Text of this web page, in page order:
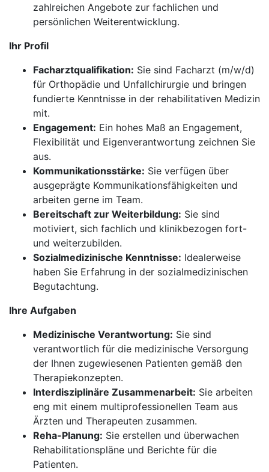
zahlreichen Angebote zur fachlichen und
persönlichen Weiterentwicklung.
Ihr Profil
Facharztqualifikation: Sie sind Facharzt (m/w/d)
für Orthopädie und Unfallchirurgie und bringen
fundierte Kenntnisse in der rehabilitativen Medizin
mit.
Engagement: Ein hohes Maß an Engagement,
Flexibilität und Eigenverantwortung zeichnen Sie
aus.
Kommunikationsstärke: Sie verfügen über
ausgeprägte Kommunikationsfähigkeiten und
arbeiten gerne im Team.
Bereitschaft zur Weiterbildung: Sie sind
motiviert, sich fachlich und klinikbezogen fort-
und weiterzubilden.
Sozialmedizinische Kenntnisse: Idealerweise
haben Sie Erfahrung in der sozialmedizinischen
Begutachtung.
Ihre Aufgaben
Medizinische Verantwortung: Sie sind
verantwortlich für die medizinische Versorgung
der Ihnen zugewiesenen Patienten gemäß den
Therapiekonzepten.
Interdisziplinäre Zusammenarbeit: Sie arbeiten
eng mit einem multiprofessionellen Team aus
Ärzten und Therapeuten zusammen.
Reha-Planung: Sie erstellen und überwachen
Rehabilitationspläne und Berichte für die
Patienten.